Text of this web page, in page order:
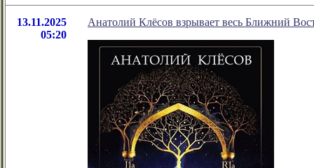
13.11.2025
05:20
Анатолий Клёсов взрывает весь Ближний